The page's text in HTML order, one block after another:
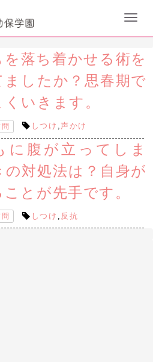
を落ち着かせる術を
ましたか？思春期で
くいきます。
しつけ ,声かけ
に腹が立ってしま
の対処法は？自身が
とが先手です。
しつけ 反抗